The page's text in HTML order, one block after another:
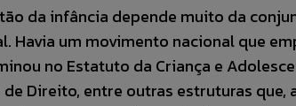
da infância depende muito da
Havia um movimento nacional que
no Estatuto da Criança e
Direito, entre outras estruturas